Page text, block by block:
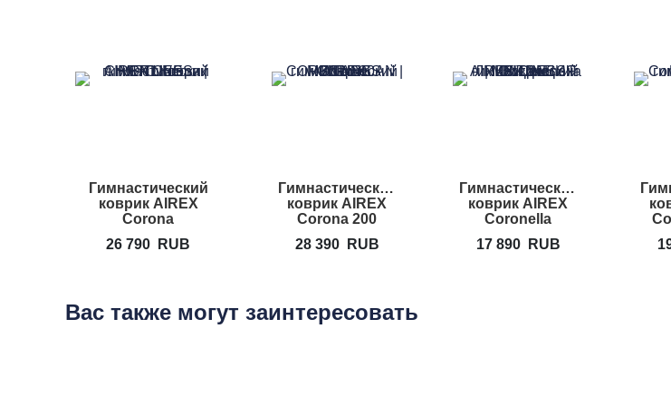
Гимнастический
коврик AIREX
Corona
26 790
RUB
Гимнастический
коврик AIREX
Corona 200
28 390
RUB
Гимнастический
коврик AIREX
Coronella
17 890
RUB
Вас также могут заинтересовать